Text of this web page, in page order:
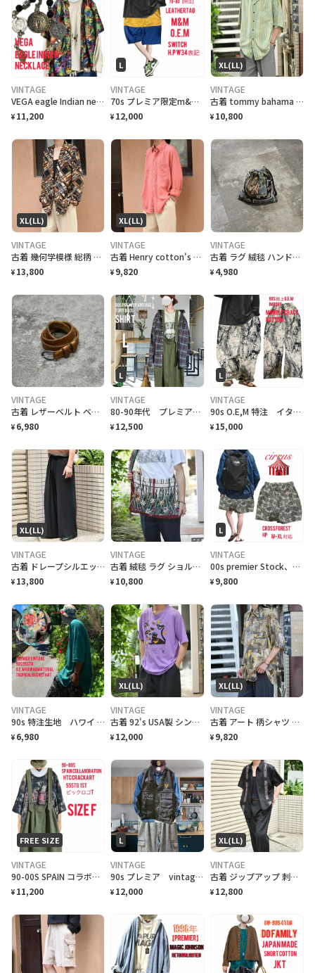
VINTAGE
VEGA eagle Indian necklace vintageコイン
¥ 11,200
L
VINTAGE
70s プレミア限定m&m特注 レザータグ、大人 スイッチ ハーフパンツ w34
¥ 12,000
XL(LL)
VINTAGE
古着 tommy bahama マルチストライプ 半袖シャツ シルクシャツ 黄緑
¥ 10,800
XL(LL)
VINTAGE
古着 幾何学模様 総柄 柄 イージーテーラードジャケット 羽織り USA製
¥ 13,800
XL(LL)
VINTAGE
古着 Henry cotton's リネンシャツ ボタンダウンシャツ BDシャツ
¥ 9,820
VINTAGE
古着 ラグ 絨毯 ハンドメイド 巾着 ゴルフ柄 リメイク
¥ 4,980
VINTAGE
古着 レザーベルト ベルト 幅狭 ブラウン 茶色 本革 アクセサリー 小物
¥ 6,980
L
VINTAGE
80-90年代 プレミア ヴィンテージ 65/35 TROYBROS シャツ
¥ 12,500
L
VINTAGE
90s O.E,M 特注 イタリア marble crack art ユルボトム個性派
¥ 15,000
XL(LL)
VINTAGE
古着 ドレープシルエット イージーパンツ ワイドパンツ ブラック 黒
¥ 13,800
VINTAGE
古着 絨毯 ラグ ショルダーバッグ ハンドメイド リメイク バッグ 花
¥ 10,800
L
VINTAGE
00s premier Stock、circus cross ForestHP
¥ 9,800
VINTAGE
90s 特注生地 ハワイ material 55so.e.m バケハトロピカル
¥ 6,980
XL(LL)
VINTAGE
古着 92's USA製 シングルステッチ クラフトフェア 記念Tシャツ ネコ
¥ 12,000
XL(LL)
VINTAGE
古着 アート 柄シャツ 総柄シャツ レーヨンシャツ 半袖シャツ デザインシャツ
¥ 9,820
FREE SIZE
VINTAGE
90-00S SPAIN コラボHTC crack ワッペンビックロゴ55STG T
¥ 11,200
L
VINTAGE
90s プレミア vintage USAAIR force TYPE C-1ベスト L
¥ 12,000
XL(LL)
VINTAGE
古着 ジップアップ 刺繍 キューバシャツ デザインシャツ 半袖シャツ
¥ 12,800